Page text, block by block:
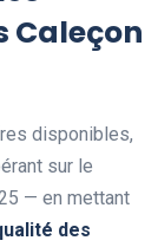
Caleçon
disponibles,
sur le
— en mettant
des